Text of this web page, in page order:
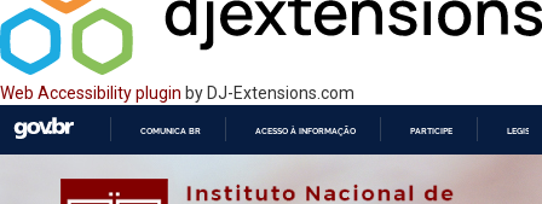
Web Accessibility plugin by DJ-Extensions.com
O
COMUNICA BR ACESSO À INFORMAÇÃO PARTICIPE